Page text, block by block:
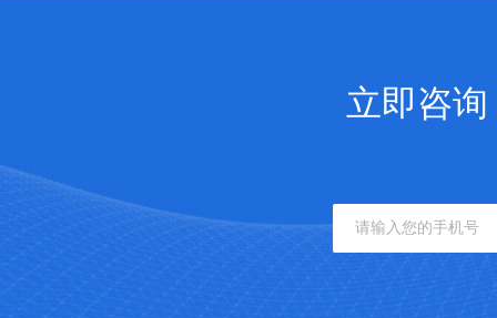
立即咨